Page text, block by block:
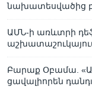
նախատեսվածից
ԱՄՆ-ի առևտրի
Բարաք Օբամա.
ցավալիորեն